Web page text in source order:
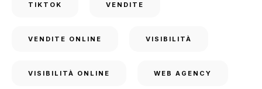
TIKTOK VENDITE
VENDITE ONLINE VISIBILITÀ
VISIBILITÀ ONLINE WEB AGENCY